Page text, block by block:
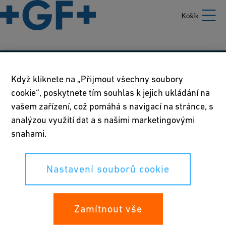
Košík
Naše zásady
Podmínky používání
Prohlášení o zásadách ochrany osobních údajů
Vaše práva
Když kliknete na „Přijmout všechny soubory
cookie“, poskytnete tím souhlas k jejich ukládání na
vašem zařízení, což pomáhá s navigací na stránce, s
analýzou využití dat a s našimi marketingovými
snahami.
Nastavení souborů cookie
Zamítnout vše